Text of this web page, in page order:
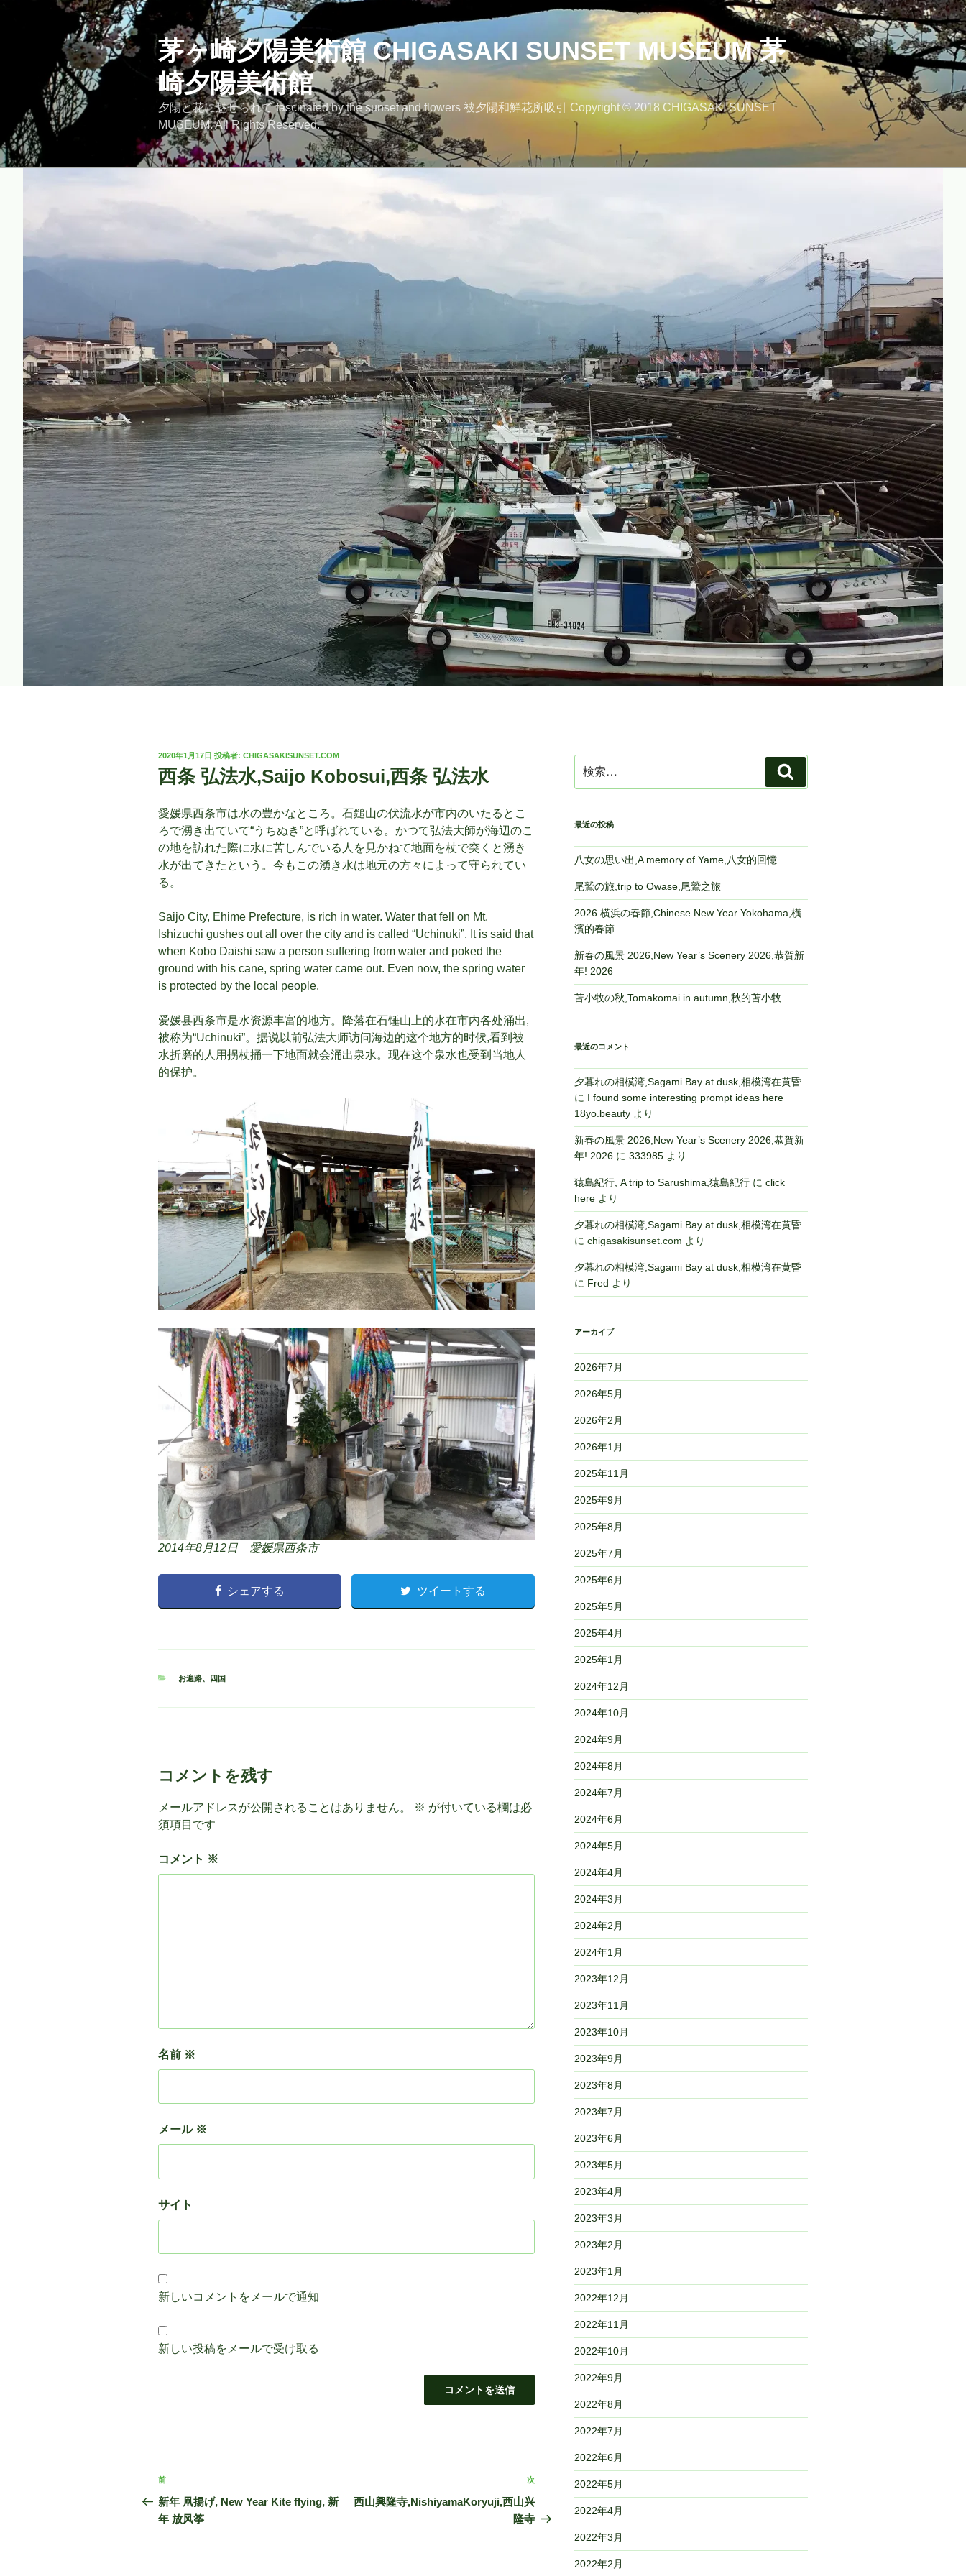
ッ
プ
茅ヶ崎夕陽美術館 CHIGASAKI SUNSET MUSEUM 茅
崎夕陽美術館
夕陽と花に魅せられて fascinated by the sunset and flowers 被夕陽和鮮花所吸引 Copyright © 2018 CHIGASAKI SUNSET
MUSEUM. All Rights Reserved.
投
稿
日:
2020年1月17日 投稿者: CHIGASAKISUNSET.COM
西条 弘法水,Saijo Kobosui,西条 弘法水
愛媛県西条市は水の豊かなところ。石鎚山の伏流水が市内のいたるとこ
ろで湧き出ていて“うちぬき”と呼ばれている。かつて弘法大師が海辺のこ
の地を訪れた際に水に苦しんでいる人を見かねて地面を杖で突くと湧き
水が出てきたという。今もこの湧き水は地元の方々によって守られてい
る。
Saijo City, Ehime Prefecture, is rich in water. Water that fell on Mt.
Ishizuchi gushes out all over the city and is called “Uchinuki”. It is said that
when Kobo Daishi saw a person suffering from water and poked the
ground with his cane, spring water came out. Even now, the spring water
is protected by the local people.
爱媛县西条市是水资源丰富的地方。降落在石锤山上的水在市内各处涌出,
被称为“Uchinuki”。据说以前弘法大师访问海边的这个地方的时候,看到被
水折磨的人用拐杖捅一下地面就会涌出泉水。现在这个泉水也受到当地人
的保护。
2014年8月12日 愛媛県西条市
シェアする ツイートする
カ
お遍路、 四国
コメントを残す
メールアドレスが公開されることはありません。 ※ が付いている欄は必
須項目です
コメント ※
名前 ※
メール ※
サイト
新しいコメントをメールで通知
新しい投稿をメールで受け取る
投
稿
ナ
前
の
投
前
新年 凧揚げ, New Year Kite flying, 新
年 放风筝
次
の
投
次
西山興隆寺,NishiyamaKoryuji,西山兴
隆寺
索:
索
最近の投稿
八女の思い出,A memory of Yame,八女的回憶
尾鷲の旅,trip to Owase,尾鷲之旅
2026 横浜の春節,Chinese New Year Yokohama,橫
濱的春節
新春の風景 2026,New Year’s Scenery 2026,恭賀新
年! 2026
苫小牧の秋,Tomakomai in autumn,秋的苫小牧
最近のコメント
夕暮れの相模湾,Sagami Bay at dusk,相模湾在黄昏
に I found some interesting prompt ideas here
18yo.beautyより
新春の風景 2026,New Year’s Scenery 2026,恭賀新
年! 2026に 333985より
猿島紀行, A trip to Sarushima,猿島紀行に click
hereより
夕暮れの相模湾,Sagami Bay at dusk,相模湾在黄昏
に chigasakisunset.com より
夕暮れの相模湾,Sagami Bay at dusk,相模湾在黄昏
に Fred より
アーカイブ
2026年7月
2026年5月
2026年2月
2026年1月
2025年11月
2025年9月
2025年8月
2025年7月
2025年6月
2025年5月
2025年4月
2025年1月
2024年12月
2024年10月
2024年9月
2024年8月
2024年7月
2024年6月
2024年5月
2024年4月
2024年3月
2024年2月
2024年1月
2023年12月
2023年11月
2023年10月
2023年9月
2023年8月
2023年7月
2023年6月
2023年5月
2023年4月
2023年3月
2023年2月
2023年1月
2022年12月
2022年11月
2022年10月
2022年9月
2022年8月
2022年7月
2022年6月
2022年5月
2022年4月
2022年3月
2022年2月